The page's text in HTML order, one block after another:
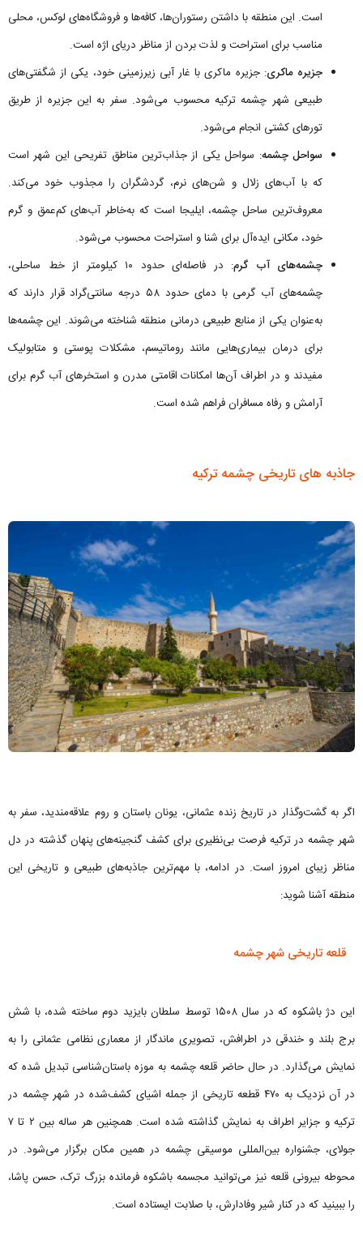
است. این منطقه با داشتن رستوران‌ها، کافه‌ها و فروشگاه‌های لوکس، محلی
مناسب برای استراحت و لذت بردن از مناظر دریای اژه است.
جزیره ماکری: جزیره ماکری با غار آبی زیرزمینی خود، یکی از شگفتی‌های
طبیعی شهر چشمه ترکیه محسوب می‌شود. سفر به این جزیره از طریق
تورهای کشتی انجام می‌شود.
سواحل چشمه: سواحل یکی از جذاب‌ترین مناطق تفریحی این شهر است
که با آب‌های زلال و شن‌های نرم، گردشگران را مجذوب خود می‌کند.
معروف‌ترین ساحل چشمه، ایلیجا است که به‌خاطر آب‌های کم‌عمق و گرم
خود، مکانی ایده‌آل برای شنا و استراحت محسوب می‌شود.
چشمه‌های آب گرم
: در فاصله‌ای حدود ۱۰ کیلومتر از خط ساحلی،
چشمه‌های آب گرمی با دمای حدود ۵۸ درجه سانتی‌گراد قرار دارند که
به‌عنوان یکی از منابع طبیعی درمانی منطقه شناخته می‌شوند. این چشمه‌ها
برای درمان بیماری‌هایی مانند روماتیسم، مشکلات پوستی و متابولیک
مفیدند و در اطراف آن‌ها امکانات اقامتی مدرن و استخرهای آب گرم برای
آرامش و رفاه مسافران فراهم شده است.
جاذبه های تاریخی چشمه ترکیه
اگر به گشت‌وگذار در تاریخ زنده عثمانی، یونان باستان و روم علاقه‌مندید، سفر به
شهر چشمه در تركيه فرصت بی‌نظیری برای کشف گنجینه‌های پنهان گذشته در دل
مناظر زیبای امروز است. در ادامه، با مهم‌ترین جاذبه‌های طبیعی و تاریخی این
منطقه آشنا شوید:
قلعه تاریخی شهر چشمه
این دژ باشکوه که در سال ۱۵۰۸ توسط سلطان بایزید دوم ساخته شده، با شش
برج بلند و خندقی در اطرافش، تصویری ماندگار از معماری نظامی عثمانی را به
نمایش می‌گذارد. در حال حاضر قلعه چشمه به موزه باستان‌شناسی تبدیل شده که
در آن نزدیک به ۴۷۰ قطعه تاریخی از جمله اشیای کشف‌شده در شهر چشمه در
تركيه و جزایر اطراف به نمایش گذاشته شده است. همچنین هر ساله بین ۲ تا ۷
جولای، جشنواره بین‌المللی موسیقی چشمه در همین مکان برگزار می‌شود. در
محوطه بیرونی قلعه نیز می‌توانید مجسمه باشکوه فرمانده بزرگ ترک، حسن پاشا،
را ببینید که در کنار شیر وفادارش، با صلابت ایستاده است.